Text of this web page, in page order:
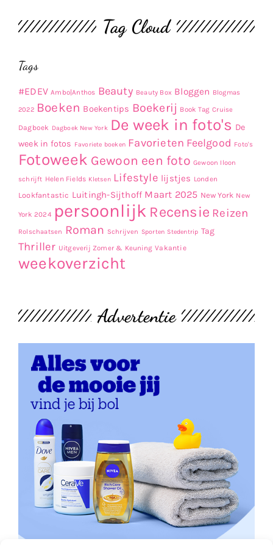
Tag Cloud
Tags
#EDEV Ambo|Anthos Beauty Beauty Box Bloggen Blogmas
2022 Boeken Boekentips Boekerij Book Tag Cruise
Dagboek Dagboek New York De week in foto's De
week in fotos Favoriete boeken Favorieten Feelgood Foto's
Fotoweek Gewoon een foto Gewoon Iloon
schrijft Helen Fields Kletsen Lifestyle lijstjes Londen
Lookfantastic Luitingh-Sijthoff Maart 2025 New York New
York 2024 persoonlijk Recensie Reizen
Rolschaatsen Roman Schrijven Sporten Stedentrip Tag
Thriller Uitgeverij Zomer & Keuning Vakantie
weekoverzicht
Advertentie